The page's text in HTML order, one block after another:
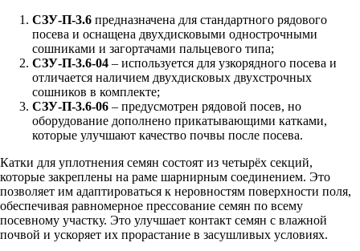
СЗУ-П-3.6 предназначена для стандартного рядового
посева и оснащена двухдисковыми однострочными
сошниками и загортачами пальцевого типа;
СЗУ-П-3.6-04 – используется для узкорядного посева и
отличается наличием двухдисковых двухстрочных
сошников в комплекте;
СЗУ-П-3.6-06 – предусмотрен рядовой посев, но
оборудование дополнено прикатывающими катками,
которые улучшают качество почвы после посева.
Катки для уплотнения семян состоят из четырёх секций,
которые закреплены на раме шарнирным соединением. Это
позволяет им адаптироваться к неровностям поверхности поля,
обеспечивая равномерное прессование семян по всему
посевному участку. Это улучшает контакт семян с влажной
почвой и ускоряет их прорастание в засушливых условиях.